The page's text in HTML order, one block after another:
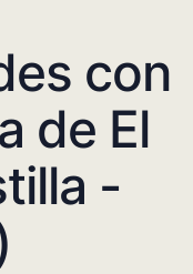
con
de El
-